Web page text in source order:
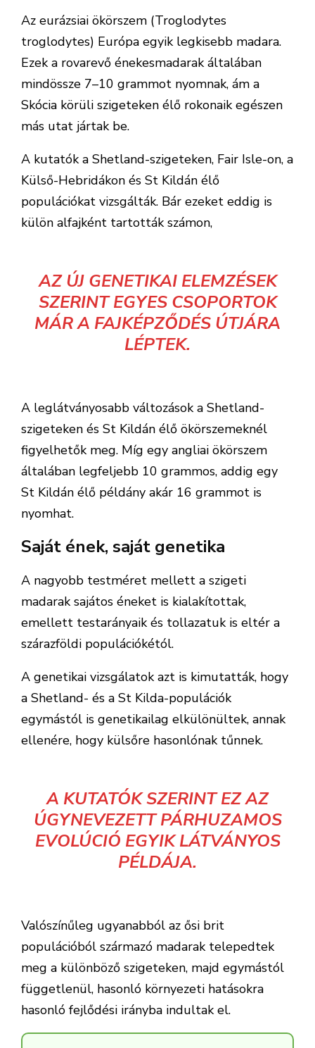
Az eurázsiai ökörszem (Troglodytes
troglodytes) Európa egyik legkisebb madara.
Ezek a rovarevő énekesmadarak általában
mindössze 7–10 grammot nyomnak, ám a
Skócia körüli szigeteken élő rokonaik egészen
más utat jártak be.
A kutatók a Shetland-szigeteken, Fair Isle-on, a
Külső-Hebridákon és St Kildán élő
populációkat vizsgálták. Bár ezeket eddig is
külön alfajként tartották számon,
AZ ÚJ GENETIKAI ELEMZÉSEK
SZERINT EGYES CSOPORTOK
MÁR A FAJKÉPZŐDÉS ÚTJÁRA
LÉPTEK.
A leglátványosabb változások a Shetland-
szigeteken és St Kildán élő ökörszemeknél
figyelhetők meg. Míg egy angliai ökörszem
általában legfeljebb 10 grammos, addig egy
St Kildán élő példány akár 16 grammot is
nyomhat.
Saját ének, saját genetika
A nagyobb testméret mellett a szigeti
madarak sajátos éneket is kialakítottak,
emellett testarányaik és tollazatuk is eltér a
szárazföldi populációkétól.
A genetikai vizsgálatok azt is kimutatták, hogy
a Shetland- és a St Kilda-populációk
egymástól is genetikailag elkülönültek, annak
ellenére, hogy külsőre hasonlónak tűnnek.
A KUTATÓK SZERINT EZ AZ
ÚGYNEVEZETT PÁRHUZAMOS
EVOLÚCIÓ EGYIK LÁTVÁNYOS
PÉLDÁJA.
Valószínűleg ugyanabból az ősi brit
populációból származó madarak telepedtek
meg a különböző szigeteken, majd egymástól
függetlenül, hasonló környezeti hatásokra
hasonló fejlődési irányba indultak el.